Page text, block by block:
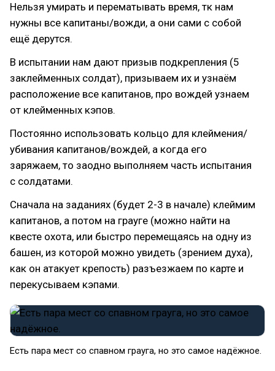
Нельзя умирать и перематывать время, тк нам
нужны все капитаны/вожди, а они сами с собой
ещё дерутся.
В испытании нам дают призыв подкрепления (5
заклейменных солдат), призываем их и узнаём
расположение все капитанов, про вождей узнаем
от клейменных кэпов.
Постоянно использовать кольцо для клеймения/
убивания капитанов/вождей, а когда его
заряжаем, то заодно выполняем часть испытания
с солдатами.
Сначала на заданиях (будет 2-3 в начале) клеймим
капитанов, а потом на грауге (можно найти на
квесте охота, или быстро перемещаясь на одну из
башен, из которой можно увидеть (зрением духа),
как он атакует крепость) разъезжаем по карте и
перекусываем кэпами.
Есть пара мест со спавном грауга, но это самое надёжное.